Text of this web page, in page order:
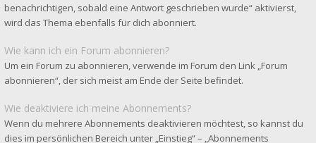
benachrichtigen, sobald eine Antwort geschrieben wurde“ aktivierst,
wird das Thema ebenfalls für dich abonniert.
Wie kann ich ein Forum abonnieren?
Um ein Forum zu abonnieren, verwende im Forum den Link „Forum
abonnieren“, der sich meist am Ende der Seite befindet.
Wie deaktiviere ich meine Abonnements?
Wenn du mehrere Abonnements deaktivieren möchtest, so kannst du
dies im persönlichen Bereich unter „Einstieg“ – „Abonnements